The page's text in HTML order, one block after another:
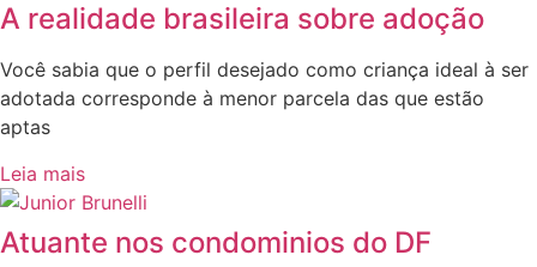
A realidade brasileira sobre adoção
Você sabia que o perfil desejado como criança ideal à ser
adotada corresponde à menor parcela das que estão
aptas
Leia mais
Atuante nos condominios do DF